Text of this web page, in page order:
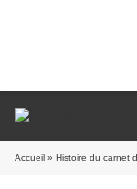
Accueil » Histoire du carnet